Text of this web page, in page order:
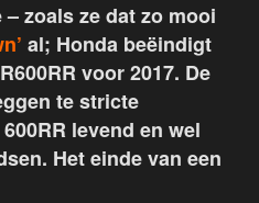
zoals ze dat zo mooi
al; Honda beëindigt
voor 2017. De
te stricte
levend en wel
Het einde van een